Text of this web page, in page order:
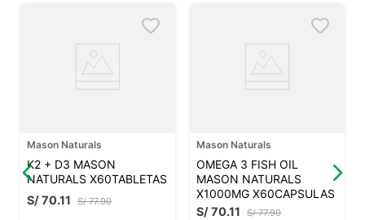
Mason Naturals
K2 + D3 MASON
NATURALS X60TABLETAS
S/ 77.90
S/70.11
Mason Naturals
OMEGA 3 FISH OIL
MASON NATURALS
X1000MG X60CAPSULAS
S/ 77.90
S/70.11